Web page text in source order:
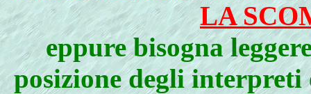
LA
eppure bisogna
posizione degli interpreti